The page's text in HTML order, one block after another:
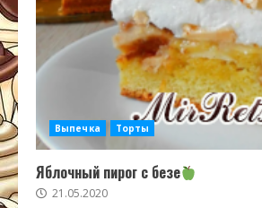
Выпечка Торты
Яблочный пирог с безе
21.05.2020